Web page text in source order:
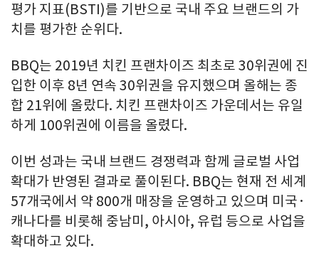
평가 지표(BSTI)를 기반으로 국내 주요 브랜드의 가
치를 평가한 순위다.
BBQ는 2019년 치킨 프랜차이즈 최초로 30위권에 진
입한 이후 8년 연속 30위권을 유지했으며 올해는 종
합 21위에 올랐다. 치킨 프랜차이즈 가운데서는 유일
하게 100위권에 이름을 올렸다.
이번 성과는 국내 브랜드 경쟁력과 함께 글로벌 사업
확대가 반영된 결과로 풀이된다. BBQ는 현재 전 세계
57개국에서 약 800개 매장을 운영하고 있으며 미국·
캐나다를 비롯해 중남미, 아시아, 유럽 등으로 사업을
확대하고 있다.